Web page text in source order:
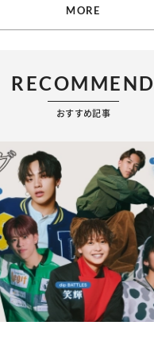
MORE
RECOMMEND
おすすめ記事